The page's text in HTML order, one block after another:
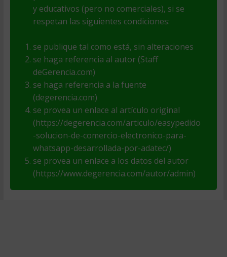
y educativos (pero no comerciales), si se
respetan las siguientes condiciones:
se publique tal como está, sin alteraciones
se haga referencia al autor (Staff
deGerencia.com)
se haga referencia a la fuente
(degerencia.com)
se provea un enlace al artículo original
(https://degerencia.com/articulo/easypedido
-solucion-de-comercio-electronico-para-
whatsapp-desarrollada-por-adatec/)
se provea un enlace a los datos del autor
(https://www.degerencia.com/autor/admin)